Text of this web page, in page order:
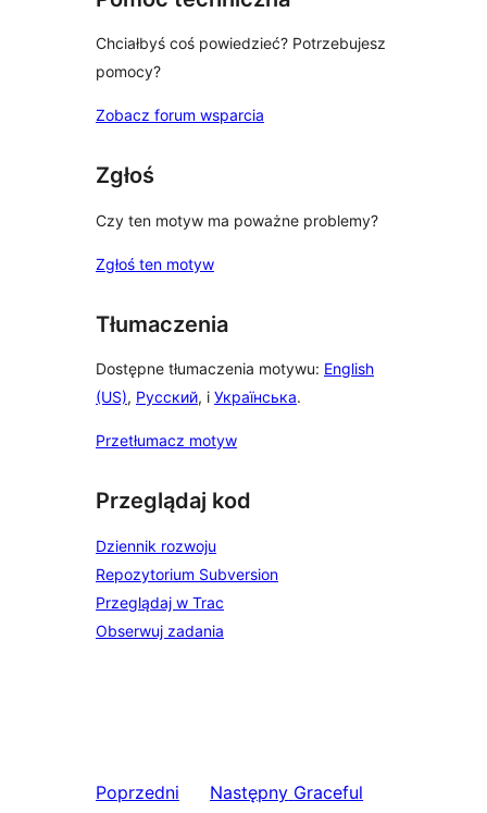
Chciałbyś coś powiedzieć? Potrzebujesz
pomocy?
Zobacz forum wsparcia
Zgłoś
Czy ten motyw ma poważne problemy?
Zgłoś ten motyw
Tłumaczenia
Dostępne tłumaczenia motywu: English
(US), Русский, i Українська.
Przetłumacz motyw
Przeglądaj kod
Dziennik rozwoju
Repozytorium Subversion
Przeglądaj w Trac
Obserwuj zadania
Poprzedni
Następny Graceful